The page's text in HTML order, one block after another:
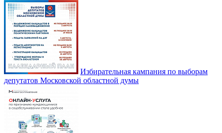
Избирательная кампания по выборам
депутатов Московской областной думы